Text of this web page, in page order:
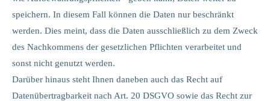
speichern. In diesem Fall können die Daten nur beschränkt
werden. Dies meint, dass die Daten ausschließlich zu dem Zweck
des Nachkommens der gesetzlichen Pflichten verarbeitet und
sonst nicht genutzt werden.
Darüber hinaus steht Ihnen daneben auch das Recht auf
Datenübertragbarkeit nach Art. 20 DSGVO sowie das Recht zur